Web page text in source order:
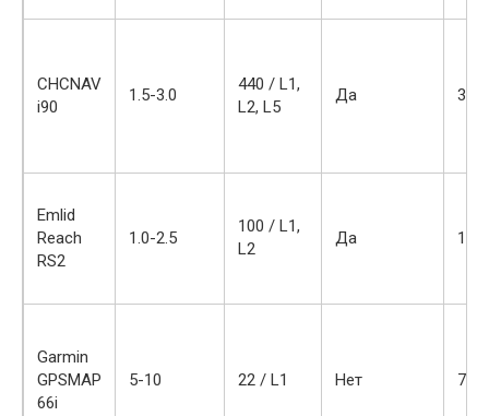
CHCNAV
i90
1.5-3.0
440 / L1,
L2, L5
Да 350
Emlid
Reach
RS2
1.0-2.5
100 / L1,
L2
Да 150
Garmin
GPSMAP
66i
5-10 22 / L1 Нет 70